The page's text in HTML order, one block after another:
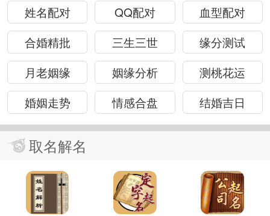
姓名配对 QQ配对
血型配对
合婚精批
三生三世
缘分测试
月老姻缘
姻缘分析
测桃花运
婚姻走势
情感合盘 结婚吉日
取名解名